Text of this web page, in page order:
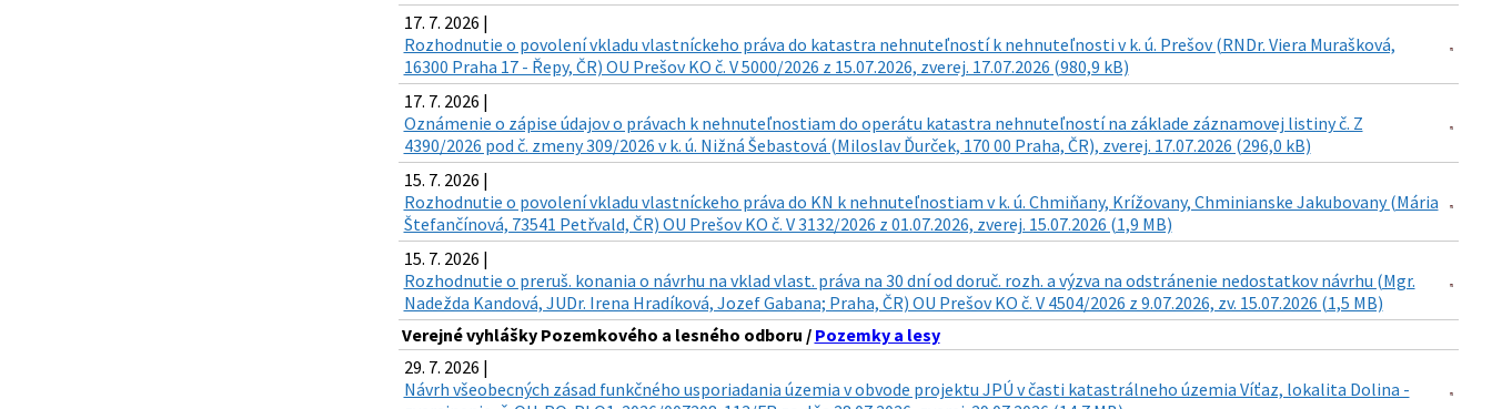
17. 7. 2026 |
Rozhodnutie o povolení vkladu vlastníckeho práva do katastra nehnuteľností k nehnuteľnosti v k. ú. Prešov (RNDr. Viera Murašková,
16300 Praha 17 - Řepy, ČR) OU Prešov KO č. V 5000/2026 z 15.07.2026, zverej. 17.07.2026 (980,9 kB)
17. 7. 2026 |
Oznámenie o zápise údajov o právach k nehnuteľnostiam do operátu katastra nehnuteľností na základe záznamovej listiny č. Z
4390/2026 pod č. zmeny 309/2026 v k. ú. Nižná Šebastová (Miloslav Ďurček, 170 00 Praha, ČR), zverej. 17.07.2026 (296,0 kB)
15. 7. 2026 |
Rozhodnutie o povolení vkladu vlastníckeho práva do KN k nehnuteľnostiam v k. ú. Chmiňany, Krížovany, Chminianske Jakubovany (Mária
Štefančínová, 73541 Petřvald, ČR) OU Prešov KO č. V 3132/2026 z 01.07.2026, zverej. 15.07.2026 (1,9 MB)
15. 7. 2026 |
Rozhodnutie o preruš. konania o návrhu na vklad vlast. práva na 30 dní od doruč. rozh. a výzva na odstránenie nedostatkov návrhu (Mgr.
Nadežda Kandová, JUDr. Irena Hradíková, Jozef Gabana; Praha, ČR) OU Prešov KO č. V 4504/2026 z 9.07.2026, zv. 15.07.2026 (1,5 MB)
Verejné vyhlášky Pozemkového a lesného odboru / Pozemky a lesy
29. 7. 2026 |
Návrh všeobecných zásad funkčného usporiadania územia v obvode projektu JPÚ v časti katastrálneho územia Víťaz, lokalita Dolina -